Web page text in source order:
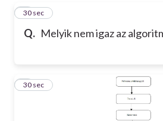
Q. Melyik nem igaz az
1
30 sec
2
30 sec